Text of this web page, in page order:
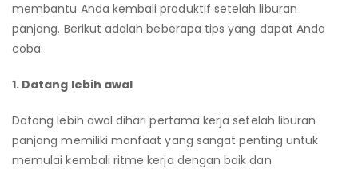
membantu Anda kembali produktif setelah liburan
panjang. Berikut adalah beberapa tips yang dapat Anda
coba:
1. Datang lebih awal
Datang lebih awal dihari pertama kerja setelah liburan
panjang memiliki manfaat yang sangat penting untuk
memulai kembali ritme kerja dengan baik dan